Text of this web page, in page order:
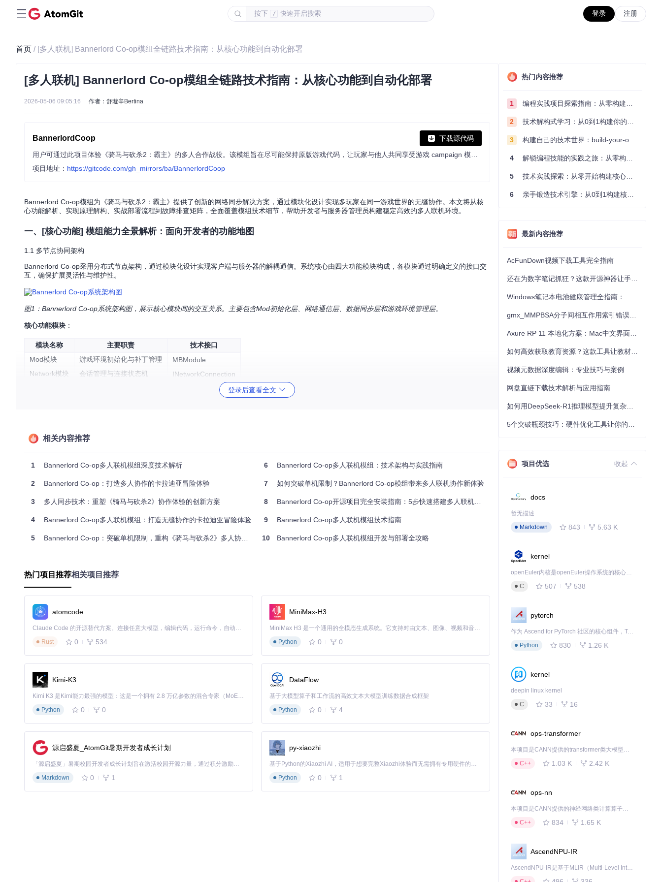
按下 / 快速开启搜索 登录 注册
首页 / [多人联机] Bannerlord Co-op模组全链路技术指南：从核心功能到自动化部署
[多人联机] Bannerlord Co-op模组全链路技术指南：从核心功能到自动化部署
2026-05-06 09:05:16 作者：舒璇辛Bertina
BannerlordCoop 下载源代码
项目地址： https://gitcode.com/gh_mirrors/ba/BannerlordCoop
Bannerlord Co-op模组为《骑马与砍杀2：霸主》提供了创新的网络同步解决方案，通过模块化设计实现多玩家在同一游戏世界的无缝协作。本文将从核
心功能解析、实现原理解构、实战部署流程到故障排查矩阵，全面覆盖模组技术细节，帮助开发者与服务器管理员构建稳定高效的多人联机环境。
一、[核心功能] 模组能力全景解析：面向开发者的功能地图
1.1 多节点协同架构
Bannerlord Co-op采用分布式节点架构，通过模块化设计实现客户端与服务器的解耦通信。系统核心由四大功能模块构成，各模块通过明确定义的接口交
互，确保扩展灵活性与维护性。
图1：Bannerlord Co-op系统架构图，展示核心模块间的交互关系。主要包含Mod初始化层、网络通信层、数据同步层和游戏环境管理层。
核心功能模块 ：
模块名称 主要职责
技术接口
Mod模块
游戏环境初始化与补丁管理
MBModule
Network模块
会话管理与连接状态机
INetworkConnection
状态机管理：客户端与服务器连接状态的自动化流转控制
同步机制采用"变更推送"模式，减少网络带宽占用
更新包，通过Railgun模块传输至其他节点。
Patches模块拦截游戏对象字段修改
Sync模块生成变更通知并序列化
Network模块通过Railgun传输变更数据
接收端反序列化并应用变更
同步策略对比：
同步策略 适用场景
全量同步
2.2 节点通信流程
系统实现了两种节点通信模式：新玩家加入流程与已存在玩家连接流程，通过状态机管理不同阶段的通信逻辑。
新玩家加入流程：
图2：新玩家加入流程包含角色创建、数据同步和网络注册等步骤。节点交互顺序：1-请求加入→2-创建角色→3-数据传输→4-网络ID分配→5-完成加载。
登录后查看全文
相关内容推荐
1 Bannerlord Co-op多人联机模组深度技术解析
2 Bannerlord Co-op：打造多人协作的卡拉迪亚冒险体验
3 多人同步技术：重塑《骑马与砍杀2》协作体验的创新方案
4 Bannerlord Co-op多人联机模组：打造无缝协作的卡拉迪亚冒险体验
5 Bannerlord Co-op：突破单机限制，重构《骑马与砍杀2》多人协作体验
6 Bannerlord Co-op多人联机模组：技术架构与实践指南
7 如何突破单机限制？Bannerlord Co-op模组带来多人联机协作新体验
8 Bannerlord Co-op开源项目完全安装指南：5步快速搭建多人联机模式
9 Bannerlord Co-op多人联机模组技术指南
10 Bannerlord Co-op多人联机模组开发与部署全攻略
热门项目推荐相关项目推荐
atomcode
Claude Code 的开源替代方案。连接任意大模型，编辑代码，运行命令，自动验证 — 全自动执行。用 Rust 构建，极致性能。 ｜ An open-source alternative to Claude Code. Connect any LLM, edit code, run commands, and verify changes — autonomously. Built in Rust for speed. Get Started
Rust
0 534
MiniMax-H3
MiniMax H3 是一个通用的全模态生成系统。它支持对由文本、图像、视频和音频组成的多模态上下文进行统一理解，并能生成分辨率高达 2K、时长可达 15 秒的带原生立体声音频的视频。得益于面向任务泛化的系统设计，H3 在预训练阶段就已具备广泛的多模态上下文理解与生成能力，能够出色地执行复杂的多模态指令。
Python
0 0
Kimi-K3
Kimi K3 是Kimi能力最强的模型：这是一个拥有 2.8 万亿参数的混合专家（MoE）模型，具备原生视觉理解能力，并支持 100 万 token 的上下文窗口。
Python
0 0
DataFlow
基于大模型算子和工作流的高效文本大模型训练数据合成框架
Python
0 4
源启盛夏_AtomGit暑期开发者成长计划
「源启盛夏」暑期校园开发者成长计划旨在激活校园开源力量，通过积分激励、认证扶持、资源倾斜等形式，引导高校组织和开发者完成「入驻 — 建项目 — 做贡献 — 获认证 — 得资源」的完整闭环。无论你是想带领社团入驻平台的组织者，还是希望用代码贡献证明自己的开发者，都能在这里找到属于你的成长路径。
Markdown
0 1
py-xiaozhi
基于Python的Xiaozhi AI，适用于想要完整Xiaozhi体验而无需拥有专用硬件的用户。
Python
0 1
热门内容推荐
1 编程实践项目探索指南：从零构建技术能力体系
2 技术解构式学习：从0到1构建你的编程知识体系
3 构建自己的技术世界：build-your-own-x项目的实践探索指南
4 解锁编程技能的实践之旅：从零构建你的技术世界
5 技术实践探索：从零开始构建核心系统的实践指南
6 亲手锻造技术引擎：从0到1构建核心系统的实践指南
最新内容推荐
AcFunDown视频下载工具完全指南
视频元数据深度编辑：专业技巧与案例
网盘直链下载技术解析与应用指南
项目优选 收起
docs
暂无描述
Markdown
843 5.63 K
kernel
openEuler内核是openEuler操作系统的核心，既是系统性能与稳定性的基石，也是连接处理器、设备与服务的桥梁。
C
507 538
pytorch
作为 Ascend for PyTorch 社区的核心组件，TorchNPU 是昇腾专为 PyTorch 打造的深度学习适配插件，使 PyTorch 框架能够直接调用昇腾 NPU，为开发者提供昇腾 AI 处理器的超强算力。
Python
830 1.26 K
kernel
deepin linux kernel
C
33 16
ops-transformer
本项目是CANN提供的transformer类大模型算子库，实现网络在NPU上加速计算。
C++
1.03 K 2.42 K
ops-nn
本项目是CANN提供的神经网络类计算算子库，实现网络在NPU上加速计算。
C++
834 1.65 K
AscendNPU-IR
AscendNPU-IR是基于MLIR（Multi-Level Intermediate Representation）构建的，面向昇腾亲和算子编译时使用的中间表示，提供昇腾完备表达能力，通过编译优化提升昇腾AI处理器计算效率，支持通过生态框架使能昇腾AI处理器与深度调优